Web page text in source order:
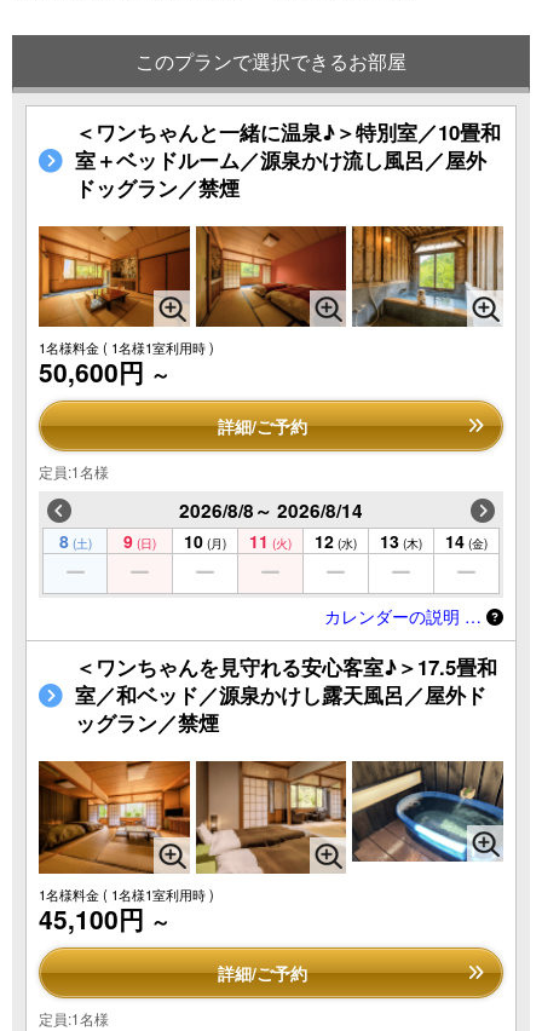
このプランで選択できるお部屋
＜ワンちゃんと一緒に温泉♪＞特別室／10畳和
室＋ベッドルーム／源泉かけ流し風呂／屋外
ドッグラン／禁煙
1名様料金( 1名様1室利用時 )
50,600円 ～
詳細/ご予約
定員:1名様
2026/8/8～ 2026/8/14
8 (土) 9 (日) 10 (月) 11 (火) 12 (水) 13 (木) 14 (金)
カレンダーの説明 …
＜ワンちゃんを見守れる安心客室♪＞17.5畳和
室／和ベッド／源泉かけし露天風呂／屋外ド
ッグラン／禁煙
1名様料金( 1名様1室利用時 )
45,100円 ～
詳細/ご予約
定員:1名様